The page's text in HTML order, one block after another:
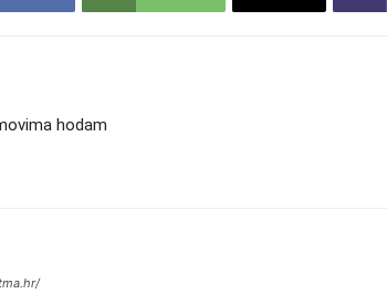
hodam